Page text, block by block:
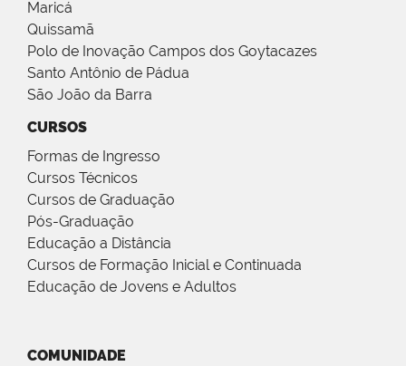
Maricá
Quissamã
Polo de Inovação Campos dos Goytacazes
Santo Antônio de Pádua
São João da Barra
CURSOS
Formas de Ingresso
Cursos Técnicos
Cursos de Graduação
Pós-Graduação
Educação a Distância
Cursos de Formação Inicial e Continuada
Educação de Jovens e Adultos
COMUNIDADE